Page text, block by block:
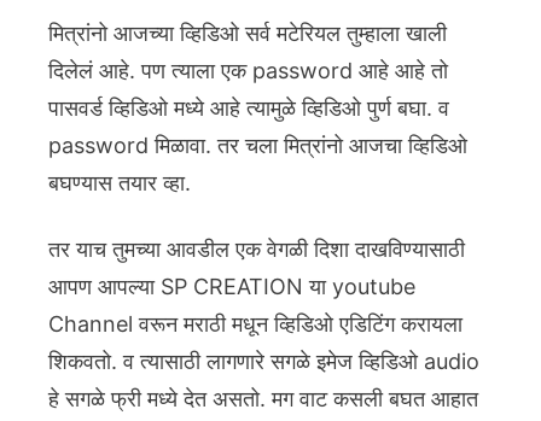
मित्रांनो आजच्या व्हिडिओ सर्व मटेरियल तुम्हाला खाली
दिलेलं आहे. पण त्याला एक password आहे आहे तो
पासवर्ड व्हिडिओ मध्ये आहे त्यामुळे व्हिडिओ पुर्ण बघा. व
password मिळावा. तर चला मित्रांनो आजचा व्हिडिओ
बघण्यास तयार व्हा.
तर याच तुमच्या आवडील एक वेगळी दिशा दाखविण्यासाठी
आपण आपल्या SP CREATION या youtube
Channel वरून मराठी मधून व्हिडिओ एडिटिंग करायला
शिकवतो. व त्यासाठी लागणारे सगळे इमेज व्हिडिओ audio
हे सगळे फ्री मध्ये देत असतो. मग वाट कसली बघत आहात